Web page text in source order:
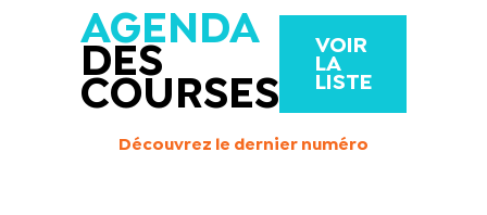
AGENDA
DES
COURSES
VOIR
LA
LISTE
Découvrez le dernier numéro